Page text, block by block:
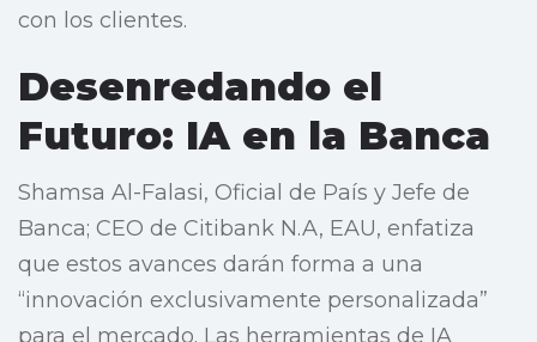
con los clientes.
Desenredando el
Futuro: IA en la Banca
Shamsa Al-Falasi, Oficial de País y Jefe de
Banca; CEO de Citibank N.A, EAU, enfatiza
que estos avances darán forma a una
“innovación exclusivamente personalizada”
para el mercado. Las herramientas de IA